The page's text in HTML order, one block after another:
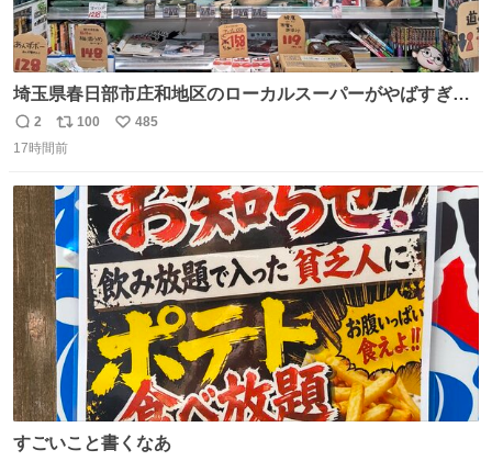
埼玉県春日部市庄和地区のローカルスーパーがやばすぎ
る。どこまで売り物でどこから私物か不明なごちゃごちゃ
の店内には埼玉自虐習字がずらり。日替わり謎汁の試食や
どわあ～な謎パンなどなんでもあり。クレヨンしんちゃん
を生んだ町、強すぎる。
返
信
2
リ
ポ
ト
数
100
い
数
485
17時間前
すごいこと書くなあ